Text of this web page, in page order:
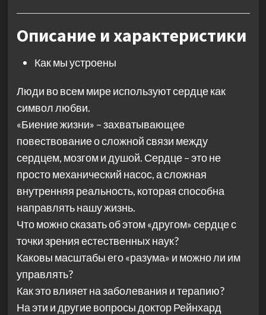
Описание и характеристики
Как мы устроены
Люди во всем мире используют сердце как
символ любви.
«Биение жизни» – захватывающее
повествование о сложной связи между
сердцем, мозгом и душой. Сердце – это не
просто механический насос, а сложная
внутренняя реальность, которая способна
направлять нашу жизнь.
Что можно сказать об этом «другом» сердце с
точки зрения естественных наук?
Каковы масштабы его «разума» и можно ли им
управлять?
Как это влияет на заболевания и терапию?
На эти и другие вопросы доктор Рейнхард